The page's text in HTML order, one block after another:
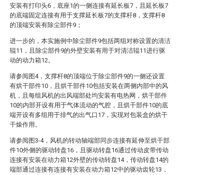
安装有打印头6，底座1的一侧连接有延长板7，且延长板7
的底端固定连接有用于支撑延长板7的支撑杆8，支撑杆8
的顶端安装有除尘部件9；
进一步的，本实施例中除尘部件9包括两组对称设置的清洁
辊11，且除尘部件9的外壁安装有用于对清洁辊11进行驱
动的动力箱12。
请参阅图4，支撑杆8的顶端位于除尘部件9的一侧还设置
有烘干部件10，且烘干部件10包括安装在两侧内部中的风
机，且每组风机的出风端部处均安装有电热网，烘干部件
10的内部开设有用于气体流动的气腔，且烘干部件10的底
端开设有多组用于排气的出气口17，实现对包装盒的烘干
干燥作用。
请参阅图3-4，风机的转动轴端部同步连接有延伸至烘干部
件10外侧的驱动转盘16，且驱动转盘16通过传动皮带传动
连接有安装在动力箱12外壁的传动转盘14，传动转盘14的
端部通过连接有连接有安装在动力箱12中的驱动齿轮13，